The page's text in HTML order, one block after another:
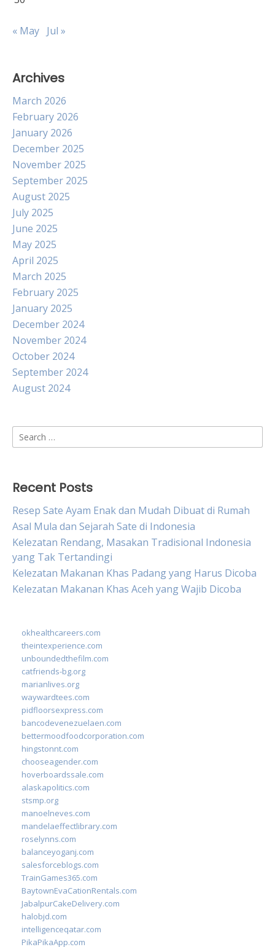
« May Jul »
Archives
March 2026
February 2026
January 2026
December 2025
November 2025
September 2025
August 2025
July 2025
June 2025
May 2025
April 2025
March 2025
February 2025
January 2025
December 2024
November 2024
October 2024
September 2024
August 2024
Search
for:
Recent Posts
Resep Sate Ayam Enak dan Mudah Dibuat di Rumah
Asal Mula dan Sejarah Sate di Indonesia
Kelezatan Rendang, Masakan Tradisional Indonesia
yang Tak Tertandingi
Kelezatan Makanan Khas Padang yang Harus Dicoba
Kelezatan Makanan Khas Aceh yang Wajib Dicoba
okhealthcareers.com
theintexperience.com
unboundedthefilm.com
catfriends-bg.org
marianlives.org
waywardtees.com
pidfloorsexpress.com
bancodevenezuelaen.com
bettermoodfoodcorporation.com
hingstonnt.com
chooseagender.com
hoverboardssale.com
alaskapolitics.com
stsmp.org
manoelneves.com
mandelaeffectlibrary.com
roselynns.com
balanceyoganj.com
salesforceblogs.com
TrainGames365.com
BaytownEvaCationRentals.com
JabalpurCakeDelivery.com
halobjd.com
intelligenceqatar.com
PikaPikaApp.com